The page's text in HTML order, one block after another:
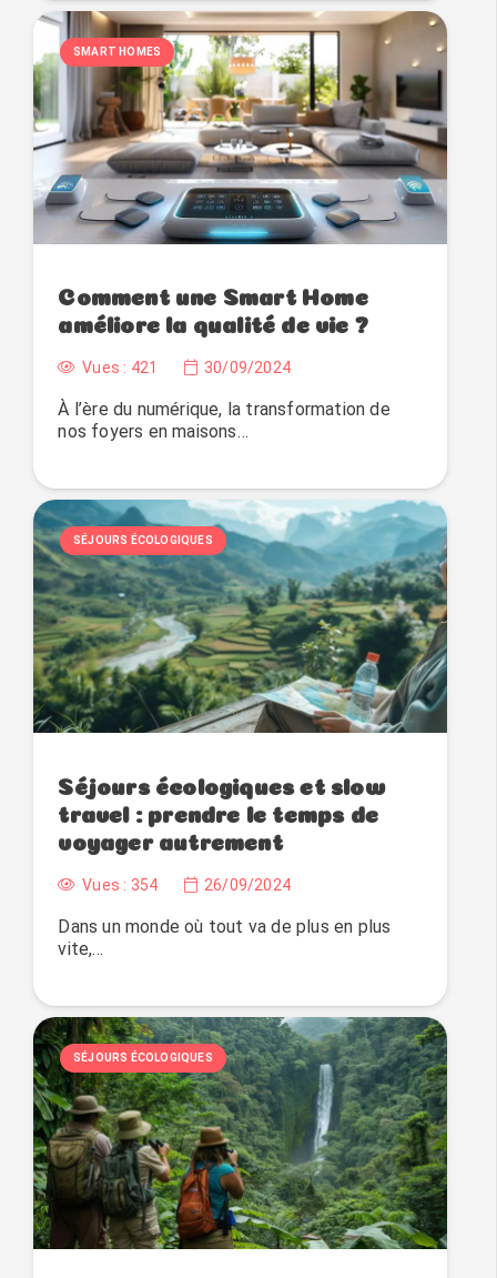
SMART HOMES
Comment une Smart Home
améliore la qualité de vie ?
Vues : 421 30/09/2024
À l’ère du numérique, la transformation de
nos foyers en maisons…
SÉJOURS ÉCOLOGIQUES
Séjours écologiques et slow
travel : prendre le temps de
voyager autrement
Vues : 354 26/09/2024
Dans un monde où tout va de plus en plus
vite,…
SÉJOURS ÉCOLOGIQUES